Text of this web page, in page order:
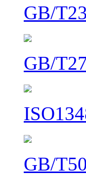
GB/
GB/
GB/